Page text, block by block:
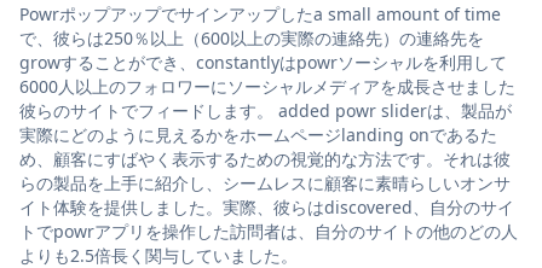
Powrポップアップでサインアップしたa small amount of time
で、彼らは250％以上（600以上の実際の連絡先）の連絡先を
growすることができ、constantlyはpowrソーシャルを利用して
6000人以上のフォロワーにソーシャルメディアを成長させました
彼らのサイトでフィードします。 added powr sliderは、製品が
実際にどのように見えるかをホームページlanding onであるた
め、顧客にすばやく表示するための視覚的な方法です。それは彼
らの製品を上手に紹介し、シームレスに顧客に素晴らしいオンサ
イト体験を提供しました。実際、彼らはdiscovered、自分のサイ
トでpowrアプリを操作した訪問者は、自分のサイトの他のどの人
よりも2.5倍長く関与していました。